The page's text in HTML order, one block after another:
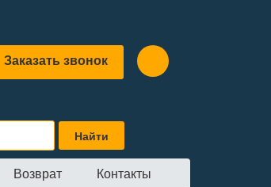
Заказать звонок
Возврат Контакты
OEM